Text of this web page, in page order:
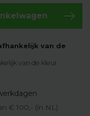
van de
van de kleur
€ 100,- (in NL)